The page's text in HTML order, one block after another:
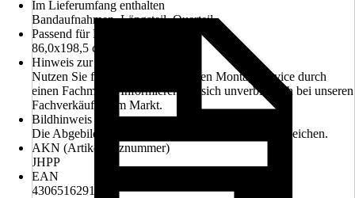
Im Lieferumfang enthalten
Bandaufnahmen, Längsteil, Querteil
Passend für Normtür
86,0x198,5 cm
Hinweis zur Montage
Nutzen Sie für die Montage unseren Montageservice durch
einen Fachmann. Informieren Sie sich unverbindlich bei unseren
Fachverkäufern im Markt.
Bildhinweis
Die Abgebildeten Farben können vom Original abweichen.
AKN (Artikelkurznummer)
JHPP
EAN
4306516291380